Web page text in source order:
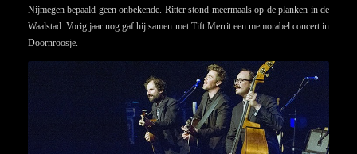
Nijmegen bepaald geen onbekende. Ritter stond meermaals op de planken in de
Waalstad. Vorig jaar nog gaf hij samen met Tift Merrit een memorabel concert in
Doornroosje.